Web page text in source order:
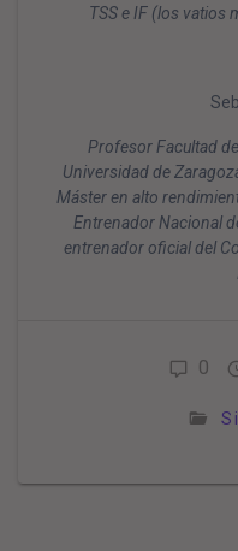
TSS e IF (los vatios
Profesor Facultad
Universidad de
Máster en alto
Entrenador Nacional
entrenador oficial del
0